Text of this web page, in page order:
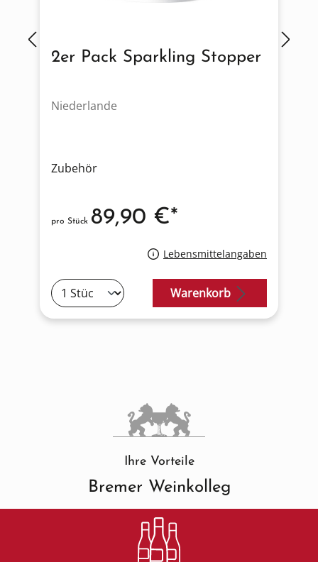
2er Pack Sparkling Stopper
Niederlande
Zubehör
Lebensmittelangaben
pro Stück 89,90 €*
Warenkorb
Ihre Vorteile
Bremer Weinkolleg